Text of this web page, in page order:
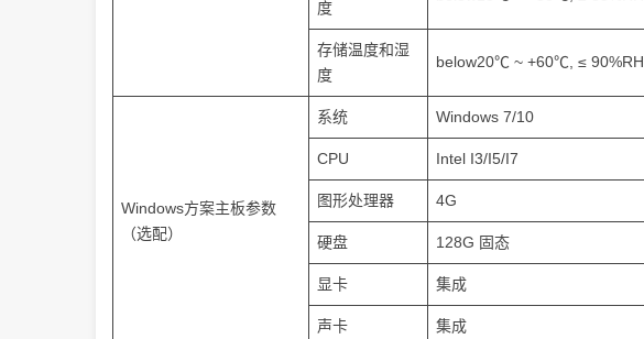
度
存储温度和湿
度
below20℃ ~ +60℃, ≤ 90%RH
Windows方案主板参数
（选配）
系统 Windows 7/10
CPU Intel I3/I5/I7
图形处理器 4G
硬盘 128G 固态
显卡 集成
声卡 集成